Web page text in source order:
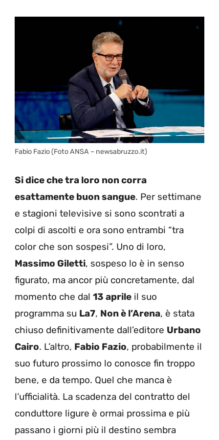
Fabio Fazio (Foto ANSA – newsabruzzo.it)
Si dice che tra loro non corra
esattamente buon sangue. Per settimane
e stagioni televisive si sono scontrati a
colpi di ascolti e ora sono entrambi “tra
color che son sospesi”. Uno di loro,
Massimo Giletti, sospeso lo è in senso
figurato, ma ancor più concretamente, dal
momento che dal 13 aprile il suo
programma su La7, Non è l’Arena, è stata
chiuso definitivamente dall’editore Urbano
Cairo. L’altro, Fabio Fazio, probabilmente il
suo futuro prossimo lo conosce fin troppo
bene, e da tempo. Quel che manca è
l’ufficialità. La scadenza del contratto del
conduttore ligure è ormai prossima e più
passano i giorni più il destino sembra